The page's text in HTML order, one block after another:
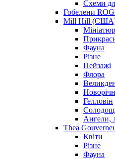
Схеми
Гобелени
Mill Hill
Фауна
Різне
Пейзажі
Флора
Гелловін
Ангели,
Thea
Квіти
Різне
Фауна